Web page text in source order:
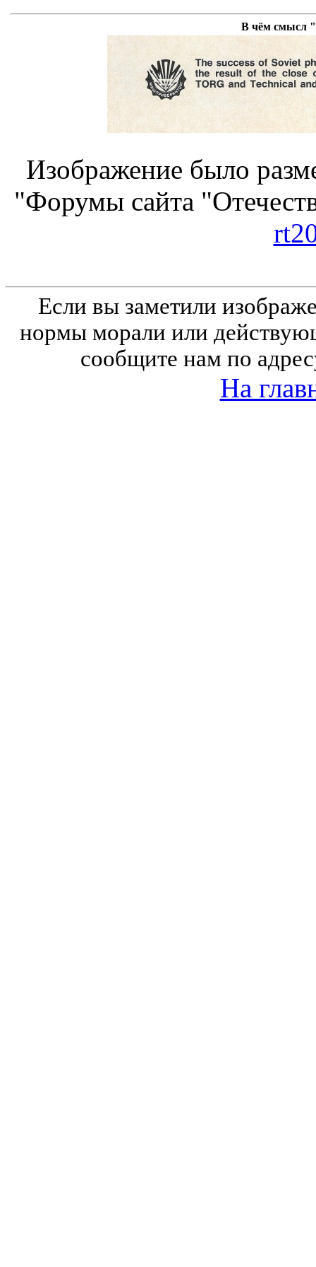
В чём смысл
Изображение было
"Форумы сайта
Если вы заметили
нормы морали или
сообщите нам по
На